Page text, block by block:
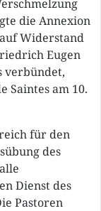
die Annexion
Widerstand
Eugen
verbündet,
Saintes am 10.
für den
des
Dienst des
Pastoren